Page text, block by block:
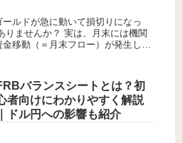
ールドが急に動いて損切りになっ
ませんか？ 実は、月末には機関
移動（＝月末フロー）が発生し、
バランスシートとは？初
者向けにわかりやすく解説
｜ドル円への影響も紹介